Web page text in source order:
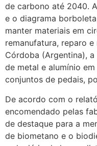
de carbono até 2040.
e o diagrama
manter materiais em
remanufatura, reparo
Córdoba (Argentina),
de metal e alumínio
conjuntos de pedais,
De acordo com o
encomendado pelas
de destaque para a
de biometano e o